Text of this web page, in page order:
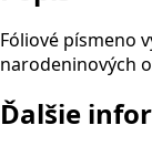
Fóliové písmeno
narodeninových
Ďalšie